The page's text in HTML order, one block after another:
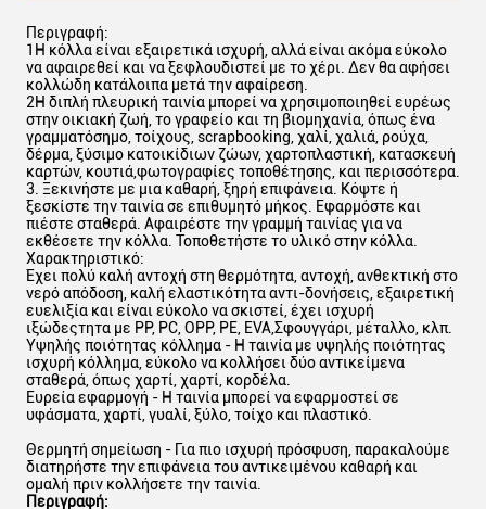
Περιγραφή:
1Η κόλλα είναι εξαιρετικά ισχυρή, αλλά είναι ακόμα εύκολο
να αφαιρεθεί και να ξεφλουδιστεί με το χέρι. Δεν θα αφήσει
κολλώδη κατάλοιπα μετά την αφαίρεση.
2Η διπλή πλευρική ταινία μπορεί να χρησιμοποιηθεί ευρέως
στην οικιακή ζωή, το γραφείο και τη βιομηχανία, όπως ένα
γραμματόσημο, τοίχους, scrapbooking, χαλί, χαλιά, ρούχα,
δέρμα, ξύσιμο κατοικίδιων ζώων, χαρτοπλαστική, κατασκευή
καρτών, κουτιά,φωτογραφίες τοποθέτησης, και περισσότερα.
3. Ξεκινήστε με μια καθαρή, ξηρή επιφάνεια. Κόψτε ή
ξεσκίστε την ταινία σε επιθυμητό μήκος. Εφαρμόστε και
πιέστε σταθερά. Αφαιρέστε την γραμμή ταινίας για να
εκθέσετε την κόλλα. Τοποθετήστε το υλικό στην κόλλα.
Χαρακτηριστικό:
Έχει πολύ καλή αντοχή στη θερμότητα, αντοχή, ανθεκτική στο
νερό απόδοση, καλή ελαστικότητα αντι-δονήσεις, εξαιρετική
ευελιξία και είναι εύκολο να σκιστεί, έχει ισχυρή
ιξώδεςτητα με PP, PC, OPP, PE, EVA,Σφουγγάρι, μέταλλο, κλπ.
Υψηλής ποιότητας κόλλημα - Η ταινία με υψηλής ποιότητας
ισχυρή κόλλημα, εύκολο να κολλήσει δύο αντικείμενα
σταθερά, όπως χαρτί, χαρτί, κορδέλα.
Ευρεία εφαρμογή - Η ταινία μπορεί να εφαρμοστεί σε
υφάσματα, χαρτί, γυαλί, ξύλο, τοίχο και πλαστικό.
Θερμητή σημείωση - Για πιο ισχυρή πρόσφυση, παρακαλούμε
διατηρήστε την επιφάνεια του αντικειμένου καθαρή και
ομαλή πριν κολλήσετε την ταινία.
Περιγραφή: